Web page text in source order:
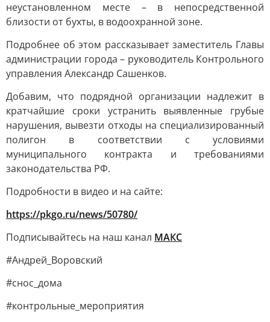
неустановленном месте – в непосредственной
близости от бухты, в водоохранной зоне.
Подробнее об этом рассказывает заместитель Главы
администрации города – руководитель Контрольного
управления Александр Сашенков.
Добавим, что подрядной организации надлежит в
кратчайшие сроки устранить выявленные грубые
нарушения, вывезти отходы на специализированный
полигон в соответствии с условиями
муниципального контракта и требованиями
законодательства РФ.
Подробности в видео и на сайте:
https://pkgo.ru/news/50780/
Подписывайтесь на наш канал МАКС
#Андрей_Воровский
#снос_дома
#контрольные_мероприятия